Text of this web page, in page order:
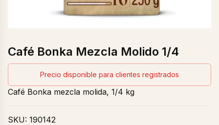
Café Bonka Mezcla Molido 1/4
Precio disponible para clientes registrados
Café Bonka mezcla molida, 1/4 kg
SKU: 190142